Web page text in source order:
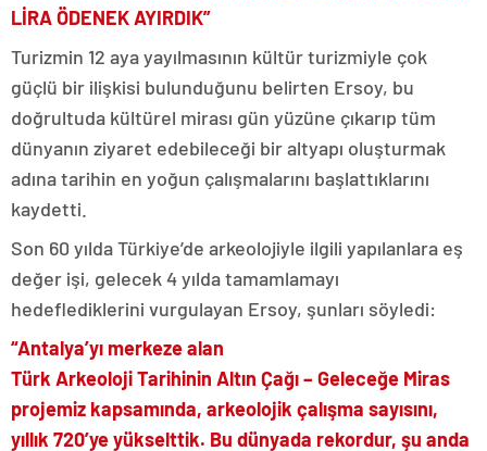
LİRA ÖDENEK AYIRDIK”
Turizmin 12 aya yayılmasının kültür turizmiyle çok
güçlü bir ilişkisi bulunduğunu belirten Ersoy, bu
doğrultuda kültürel mirası gün yüzüne çıkarıp tüm
dünyanın ziyaret edebileceği bir altyapı oluşturmak
adına tarihin en yoğun çalışmalarını başlattıklarını
kaydetti.
Son 60 yılda Türkiye’de arkeolojiyle ilgili yapılanlara eş
değer işi, gelecek 4 yılda tamamlamayı
hedeflediklerini vurgulayan Ersoy, şunları söyledi:
“Antalya’yı merkeze alan
Türk Arkeoloji Tarihinin Altın Çağı – Geleceğe Miras
projemiz kapsamında, arkeolojik çalışma sayısını,
yıllık 720’ye yükselttik. Bu dünyada rekordur, şu anda